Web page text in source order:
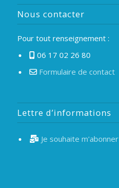
Nous contacter
Pour tout renseignement :
06 17 02 26 80
Formulaire de contact
Lettre d’informations
Je souhaite m'abonner